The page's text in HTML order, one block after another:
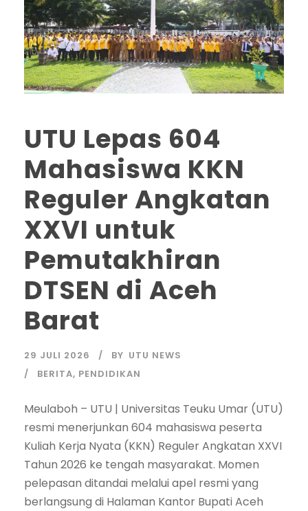
UTU Lepas 604
Mahasiswa KKN
Reguler Angkatan
XXVI untuk
Pemutakhiran
DTSEN di Aceh
Barat
29 JULI 2026 BY UTU NEWS
BERITA, PENDIDIKAN
Meulaboh – UTU | Universitas Teuku Umar (UTU)
resmi menerjunkan 604 mahasiswa peserta
Kuliah Kerja Nyata (KKN) Reguler Angkatan XXVI
Tahun 2026 ke tengah masyarakat. Momen
pelepasan ditandai melalui apel resmi yang
berlangsung di Halaman Kantor Bupati Aceh